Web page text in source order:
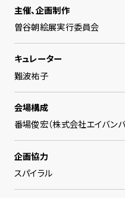
主催、企画制作
曽谷朝絵展実行委員会
キュレーター
難波祐子
会場構成
番場俊宏（株式会社エイバンバ
企画協力
スパイラル